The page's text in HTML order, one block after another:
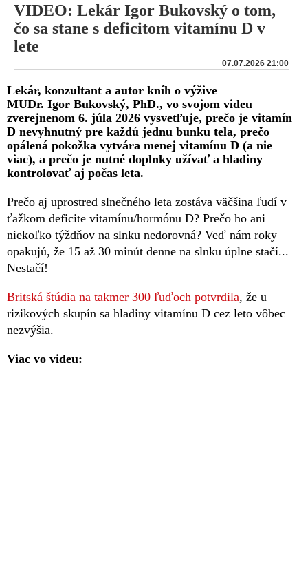
VIDEO: Lekár Igor Bukovský o tom,
čo sa stane s deficitom vitamínu D v
lete
07.07.2026 21:00
Lekár, konzultant a autor kníh o výžive
MUDr. Igor Bukovský, PhD., vo svojom videu
zverejnenom 6. júla 2026 vysvetľuje, prečo je vitamín
D nevyhnutný pre každú jednu bunku tela, prečo
opálená pokožka vytvára menej vitamínu D (a nie
viac), a prečo je nutné doplnky užívať a hladiny
kontrolovať aj počas leta.
Prečo aj uprostred slnečného leta zostáva väčšina ľudí v
ťažkom deficite vitamínu/hormónu D? Prečo ho ani
niekoľko týždňov na slnku nedorovná? Veď nám roky
opakujú, že 15 až 30 minút denne na slnku úplne stačí...
Nestačí!
Britská štúdia na takmer 300 ľuďoch potvrdila, že u
rizikových skupín sa hladiny vitamínu D cez leto vôbec
nezvýšia.
Viac vo videu: